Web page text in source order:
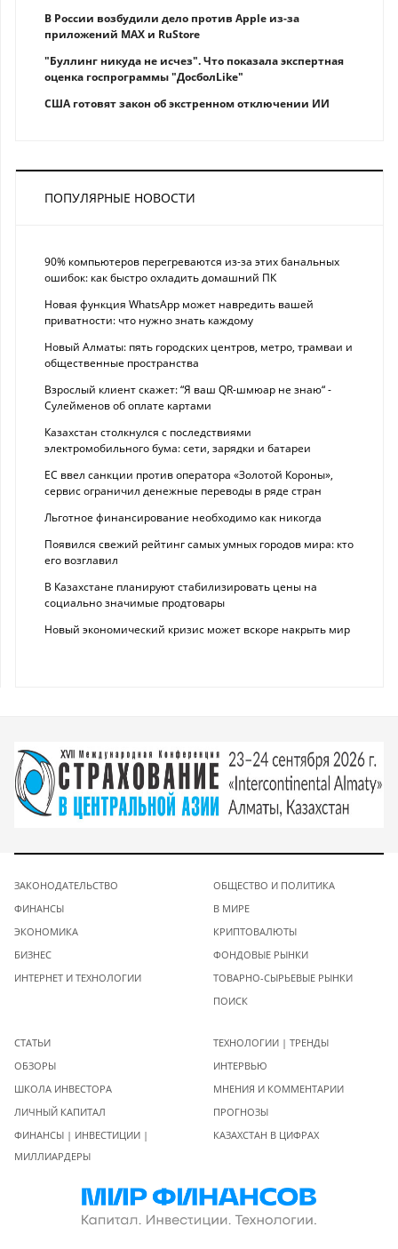
В России возбудили дело против Apple из-за
приложений MAX и RuStore
"Буллинг никуда не исчез". Что показала экспертная
оценка госпрограммы "ДосболLike"
США готовят закон об экстренном отключении ИИ
ПОПУЛЯРНЫЕ НОВОСТИ
90% компьютеров перегреваются из-за этих банальных
ошибок: как быстро охладить домашний ПК
Новая функция WhatsApp может навредить вашей
приватности: что нужно знать каждому
Новый Алматы: пять городских центров, метро, трамваи и
общественные пространства
Взрослый клиент скажет: “Я ваш QR-шмюар не знаю“ -
Сулейменов об оплате картами
Казахстан столкнулся с последствиями
электромобильного бума: сети, зарядки и батареи
ЕС ввел санкции против оператора «Золотой Короны»,
сервис ограничил денежные переводы в ряде стран
Льготное финансирование необходимо как никогда
Появился свежий рейтинг самых умных городов мира: кто
его возглавил
В Казахстане планируют стабилизировать цены на
социально значимые продтовары
Новый экономический кризис может вскоре накрыть мир
ЗАКОНОДАТЕЛЬСТВО
ФИНАНСЫ
ЭКОНОМИКА
БИЗНЕС
ИНТЕРНЕТ И ТЕХНОЛОГИИ
ОБЩЕСТВО И ПОЛИТИКА
В МИРЕ
КРИПТОВАЛЮТЫ
ФОНДОВЫЕ РЫНКИ
ТОВАРНО-СЫРЬЕВЫЕ РЫНКИ
ПОИСК
СТАТЬИ
ОБЗОРЫ
ШКОЛА ИНВЕСТОРА
ЛИЧНЫЙ КАПИТАЛ
ФИНАНСЫ | ИНВЕСТИЦИИ |
МИЛЛИАРДЕРЫ
ТЕХНОЛОГИИ | ТРЕНДЫ
ИНТЕРВЬЮ
МНЕНИЯ И КОММЕНТАРИИ
ПРОГНОЗЫ
КАЗАХСТАН В ЦИФРАХ